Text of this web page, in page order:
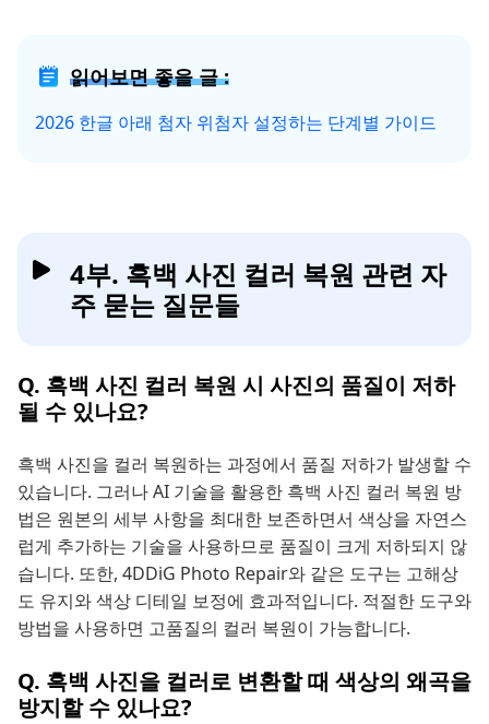
읽어보면 좋을 글 :
2026 한글 아래 첨자 위첨자 설정하는 단계별 가이드
4부. 흑백 사진 컬러 복원 관련 자
주 묻는 질문들
Q. 흑백 사진 컬러 복원 시 사진의 품질이 저하
될 수 있나요?
흑백 사진을 컬러 복원하는 과정에서 품질 저하가 발생할 수
있습니다. 그러나 AI 기술을 활용한 흑백 사진 컬러 복원 방
법은 원본의 세부 사항을 최대한 보존하면서 색상을 자연스
럽게 추가하는 기술을 사용하므로 품질이 크게 저하되지 않
습니다. 또한, 4DDiG Photo Repair와 같은 도구는 고해상
도 유지와 색상 디테일 보정에 효과적입니다. 적절한 도구와
방법을 사용하면 고품질의 컬러 복원이 가능합니다.
Q. 흑백 사진을 컬러로 변환할 때 색상의 왜곡을
방지할 수 있나요?